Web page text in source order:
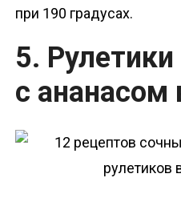
при 190 градусах.
5.
с ананасом